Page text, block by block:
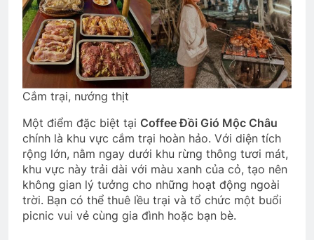
Cắm trại, nướng thịt
Một điểm đặc biệt tại Coffee Đồi Gió Mộc Châu
chính là khu vực cắm trại hoàn hảo. Với diện tích
rộng lớn, nằm ngay dưới khu rừng thông tươi mát,
khu vực này trải dài với màu xanh của cỏ, tạo nên
không gian lý tưởng cho những hoạt động ngoài
trời. Bạn có thể thuê lều trại và tổ chức một buổi
picnic vui vẻ cùng gia đình hoặc bạn bè.